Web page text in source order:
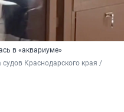
в «аквариуме»
Краснодарского края /